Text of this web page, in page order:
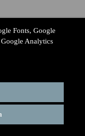
Fonts, Google
Analytics